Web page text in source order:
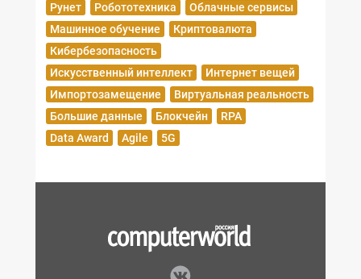
Рунет
Робототехника
Облачные сервисы
Машинное обучение
Криптовалюта
Кибербезопасность
Искусственный интеллект
Интернет вещей
Импортозамещение
Виртуальная реальность
Большие данные
Блокчейн
RPA
Data Award
Agile 5G